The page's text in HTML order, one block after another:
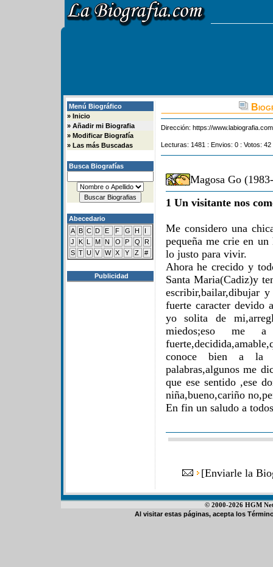
Menú Biográfico
» Inicio
» Añadir mi Biografia
» Modificar Biografía
» Las más Buscadas
Busca Biografías
Abecedario
A B C D E F G H
I
J
K L M N O P Q
R
S T U V W X Y Z #
Publicidad
Dirección: https://
Lecturas: 1481 : Envios: 0 : Votos:
Magosa Go
1 Un visitante nos
Me considero una
pequeña me crie en
lo justo para vivir.
Ahora he crecido y
Santa Maria(Cadiz)y
escribir,bailar,dibujar
fuerte caracter devido
yo solita de
miedos;eso me
conoce bien a la
palabras,algunos me
que ese sentido ,ese
niña,bueno,cariño
En fin un saludo a
[Enviarle la
© 2000-2026 HGM
Al visitar estas páginas, acepta los